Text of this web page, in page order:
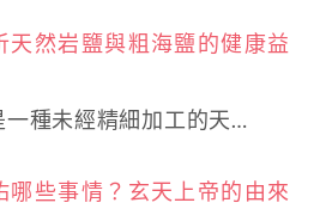
天然岩鹽與粗海鹽的健康益
一種未經精細加工的天…
哪些事情？玄天上帝的由來